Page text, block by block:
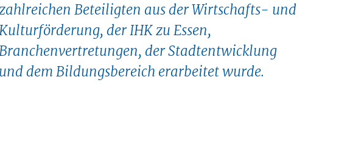
Beteiligten aus der Wirtschafts- und
der IHK zu Essen,
der Stadtentwicklung
und dem Bildungsbereich erarbeitet wurde.